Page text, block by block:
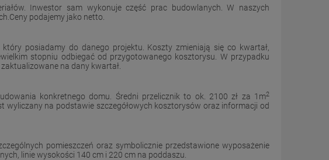
Inwestor sam wykonuje część prac budowlanych. W naszych
podajemy jako netto.
posiadamy do danego projektu. Koszty zmieniają się co kwartał,
stopniu odbiegać od przygotowanego kosztorysu. W przypadku
na dany kwartał.
konkretnego domu. Średni przelicznik to ok. 2100 zł za 1m2
wyliczany na podstawie szczegółowych kosztorysów oraz informacji od
pomieszczeń oraz symbolicznie przedstawione wyposażenie
linie wysokości 140 cm i 220 cm na poddaszu.